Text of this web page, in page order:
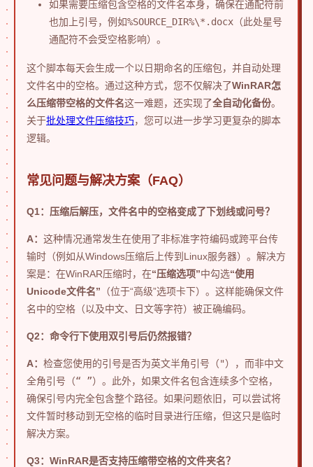
如果需要压缩包含空格的文件名本身，确保在通配符前
也加上引号，例如%SOURCE_DIR%\*.docx （此处星号
通配符不会受空格影响）。
这个脚本每天会生成一个以日期命名的压缩包，并自动处理
文件名中的空格。通过这种方式，您不仅解决了WinRAR怎
么压缩带空格的文件名这一难题，还实现了全自动化备份。
关于批处理文件压缩技巧，您可以进一步学习更复杂的脚本
逻辑。
常见问题与解决方案（FAQ）
Q1：压缩后解压，文件名中的空格变成了下划线或问号？
A： 这种情况通常发生在使用了非标准字符编码或跨平台传
输时（例如从Windows压缩后上传到Linux服务器）。解决方
案是：在WinRAR压缩时，在“压缩选项”中勾选“使用
Unicode文件名” （位于“高级”选项卡下）。这样能确保文件
名中的空格（以及中文、日文等字符）被正确编码。
Q2：命令行下使用双引号后仍然报错？
A： 检查您使用的引号是否为英文半角引号（"），而非中文
全角引号（“ ”）。此外，如果文件名包含连续多个空格，
确保引号内完全包含整个路径。如果问题依旧，可以尝试将
文件暂时移动到无空格的临时目录进行压缩，但这只是临时
解决方案。
Q3：WinRAR是否支持压缩带空格的文件夹名？